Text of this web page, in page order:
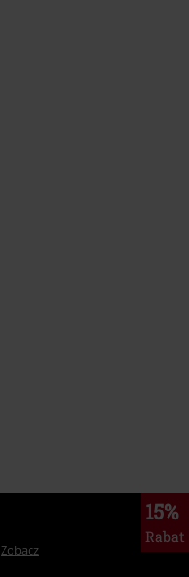
15%
Rabat
Zobacz